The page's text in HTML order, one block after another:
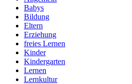
Babys
Bildung
Eltern
Erziehung
freies Lernen
Kinder
Kindergarten
Lernen
Lernkultur